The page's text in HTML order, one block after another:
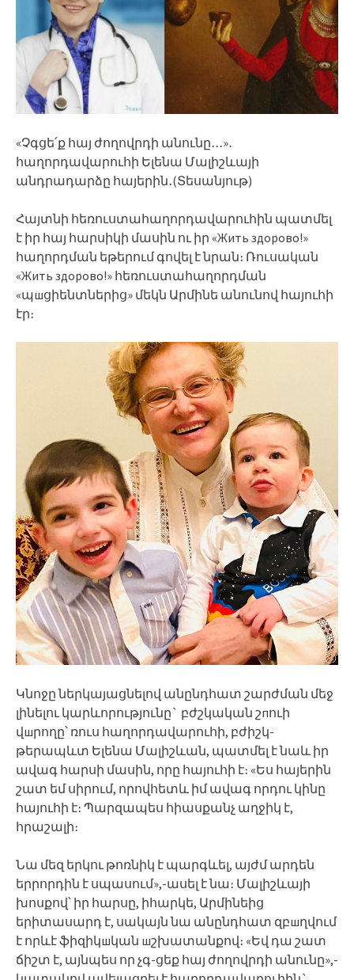
«Չգցե՛ք հայ ժողովրդի անունը․․․»․
հաղորդավարուհի Ելենա Մալիշևայի
անդրադարձը հայերին․(Տեսանյութ)
Հայտնի հեռուստահաղորդավարուհին պատմել
է իր հայ հարսիկի մասին ու իր «Жить здорово!»
հաղորդման եթերում գովել է նրան։ Ռուսական
«Жить здорово!» հեռուստահաղորդման
«պшցիենտներից» մեկն Արմինե անունով հայուհի
էր։
Կնոջը ներկայացնելով անընդհատ շարժման մեջ
լինելու կարևորությունը` բժշկական շпուի
վшրողը՝ ռուս հաղորդավարուհի, բժիշկ-
թերապևտ Ելենա Մալիշևան, պատմել է նաև իր
ավագ հարսի մասին, որը հայուհի է։ «Ես հայերին
շատ եմ սիրում, որովհետև իմ ավագ որդու կինը
հայուհի է։ Պարզապես հիասքանչ աղջիկ է,
հրաշալի։
Նա մեզ երկու թոռնիկ է պարգևել, այժմ արդեն
երրորդին է սպասում»,-ասել է նա։ Մալիշևայի
խոսքով՝ իր հարսը, իհարկե, Արմինեից
երիտասարդ է, սակայն նա անընդհատ զբшղվում
է որևէ ֆիզիկшկան шշխատանքով։ «Եվ դա շատ
ճիշտ է, այնպես որ չգ-ցեք հայ ժողովրդի անունը»,-